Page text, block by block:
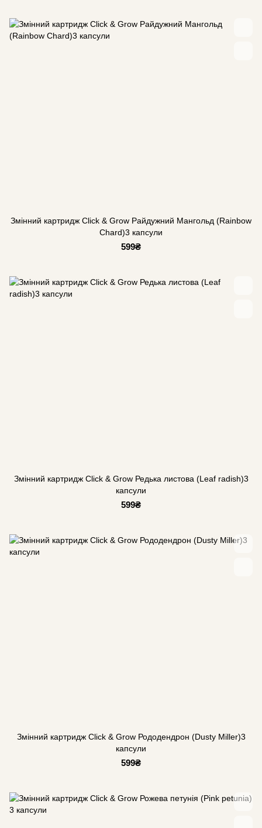
Змінний картридж Click & Grow Райдужний Мангольд (Rainbow
Chard)3 капсули
599₴
Змінний картридж Click & Grow Редька листова (Leaf radish)3
капсули
599₴
Змінний картридж Click & Grow Рододендрон (Dusty Miller)3
капсули
599₴